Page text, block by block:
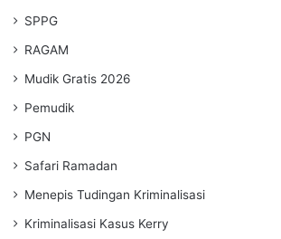
SPPG
RAGAM
Mudik Gratis 2026
Pemudik
PGN
Safari Ramadan
Menepis Tudingan Kriminalisasi
Kriminalisasi Kasus Kerry